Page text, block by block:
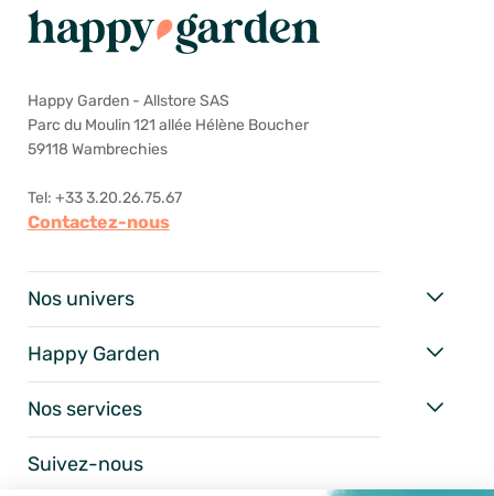
Happy Garden - Allstore SAS
Parc du Moulin 121 allée Hélène Boucher
59118 Wambrechies
Tel: +33 3.20.26.75.67
Contactez-nous
Nos univers
Happy Garden
Nos services
Suivez-nous